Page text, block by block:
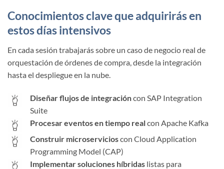
Conocimientos clave que adquirirás en
estos días intensivos
En cada sesión trabajarás sobre un caso de negocio real de
orquestación de órdenes de compra, desde la integración
hasta el despliegue en la nube.
Diseñar flujos de integracióncon SAP Integration
Suite
Procesar eventos en tiempo realcon Apache Kafka
Construir microservicioscon Cloud Application
Programming Model (CAP)
Implementar soluciones híbridas listas para